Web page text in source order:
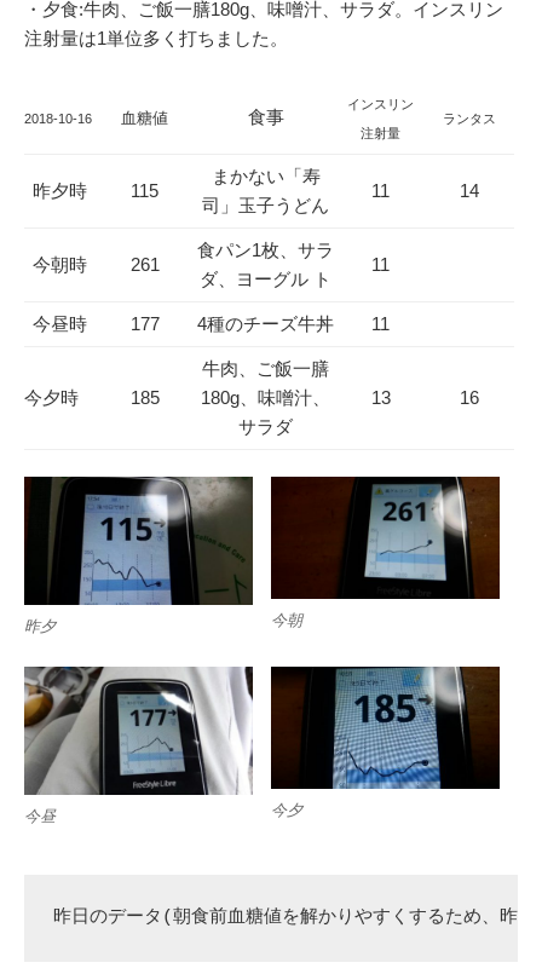
・夕食:牛肉、ご飯一膳180g、味噌汁、サラダ。インスリン
注射量は1単位多く打ちました。
2018-10-16 血糖値 食事
インスリン
注射量
ランタス
昨夕時 115
まかない「寿
司」玉子うどん
11 14
今朝時 261
食パン1枚、サラ
ダ、ヨーグル ト
11
今昼時 177 4種のチーズ牛丼 11
今夕時 185
牛肉、ご飯一膳
180g、味噌汁、
サラダ
13 16
昨夕 今朝
今昼 今夕
昨日のデータ(朝食前血糖値を解かりやすくするため、昨